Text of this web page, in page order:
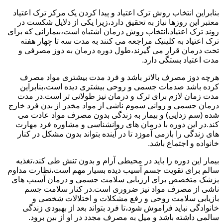
بنابراین انتخاب روش ترک اعتیاد و پیدا کردن یک مرکز ترک اعتیاد
معتبر این روزها نیاز به تحقیق دارد،زیرا یکی از دلایل شکست در
روند ترک اعتیاد،انتخاب روش درمان اشتباه است،بیمارانی که برای
ترک اعتیاد به کلینیک مراجعه می کنند به مدت سه تا چهار هفته
تحت درمان قرار می گیرند،طول دوره درمان به دوز مصرفی و
مدت اعتیاد بستگی دارد.
هرچه دوز مصرف بالاتر باشد و فرد مدت بیشتری مواد مصرف
کرده باشد صدمات جسمی و روحی بیشتری دیده است،بنابراین
مدت زمان لازم برای ترک و درمان نیز طولانی تر است.در مدت
درمان جسمی و روانی سموم ناشی از مواد مخدر از بدن فرد خارج
شده (سم زدایی) و بیمار به زندگی بدون مصرف مواد عادت می
کند.در این دوره با درمان های روانشناسی و مشاوره فرد مهارت
های زندگی را بازمی آموزد تا در آینده بتواند بدون مشکل در کنار
خانواده و اجتماع باشد.
بیمار این دوره را باید در محیطی آرام و بدون تنش طی کند،تغذیه
سالم برای تقویت جسم آسیب دیده بسیار مهم است،نظارت مداوم
پزشک متخصص برای ارزیابی سلامت جسمی و درمان آسیب های
ناشی از مصرف مواد نیز ضروری است.در کنار سلامت جسم
بازیابی سلامت روحی و رفع مشکلات و اختلالات شخصی و
خانوادگی نباید فراموش شود،تا فرد بتواند بعد از بهبودی زندگی
سالمی داشته باشد و میل به مصرف مجدد در او از بین برود.